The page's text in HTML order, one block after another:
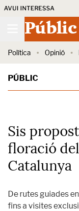
AVUI INTERESSA
Públic
Política Opinió
PÚBLIC
Sis
floració
Catalunya
De rutes guiades
fins a visites